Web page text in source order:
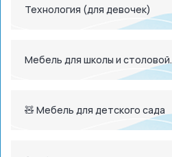
Технология (для девочек)
Мебель для школы и столовой.
🧸 Мебель для детского сада